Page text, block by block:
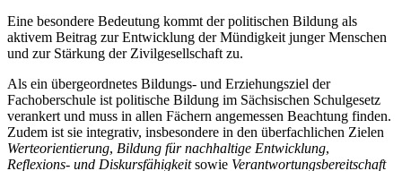
Eine besondere Bedeutung kommt der politischen Bildung als
aktivem Beitrag zur Entwicklung der Mündigkeit junger Menschen
und zur Stärkung der Zivilgesellschaft zu.
Als ein übergeordnetes Bildungs- und Erziehungsziel der
Fachoberschule ist politische Bildung im Sächsischen Schulgesetz
verankert und muss in allen Fächern angemessen Beachtung finden.
Zudem ist sie integrativ, insbesondere in den überfachlichen Zielen
Werteorientierung, Bildung für nachhaltige Entwicklung,
Reflexions- und Diskursfähigkeitsowie Verantwortungsbereitschaft